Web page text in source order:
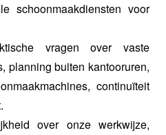
schoonmaakdiensten voor
vragen over vaste
planning buiten kantooruren,
continuïteit
over onze werkwijze,